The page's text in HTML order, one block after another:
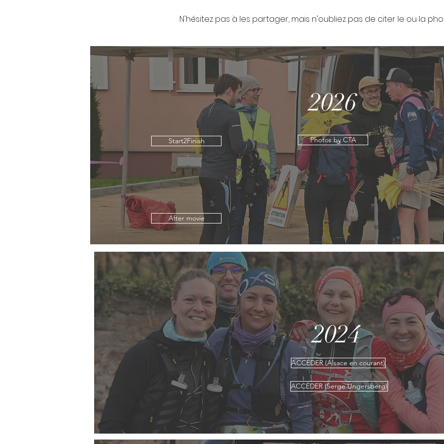
N'hésitez pas à les partager, mais n'oubliez pas de citer le ou la
2026
Start2Finish Photos by CTA
After movie
2024
ACCÉDER (Alsace en courant)
ACCÉDER (Serge Ungersberg)